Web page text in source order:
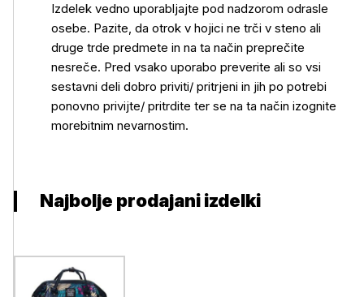
Izdelek vedno uporabljajte pod nadzorom odrasle
osebe. Pazite, da otrok v hojici ne trči v steno ali
druge trde predmete in na ta način preprečite
nesreče. Pred vsako uporabo preverite ali so vsi
sestavni deli dobro priviti/ pritrjeni in jih po potrebi
ponovno privijte/ pritrdite ter se na ta način izognite
morebitnim nevarnostim.
Najbolje prodajani izdelki